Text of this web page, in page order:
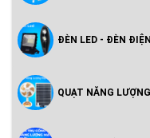
ĐÈN LED - ĐÈN
QUẠT NĂNG